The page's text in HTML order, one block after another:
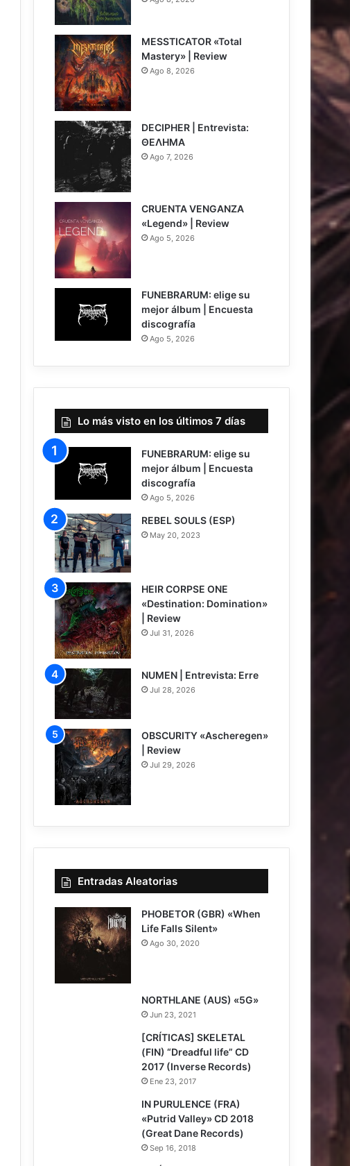
6.5
MESSTICATOR «Total
Mastery» | Review
Ago 8, 2026
DECIPHER | Entrevista:
ΘΕΛΗΜΑ
Ago 7, 2026
7
CRUENTA VENGANZA
«Legend» | Review
Ago 5, 2026
FUNEBRARUM: elige su
mejor álbum | Encuesta
discografía
Ago 5, 2026
Lo más visto en los últimos 7 días
FUNEBRARUM: elige su
mejor álbum | Encuesta
discografía
Ago 5, 2026
REBEL SOULS (ESP)
May 20, 2023
8
HEIR CORPSE ONE
«Destination: Domination»
| Review
Jul 31, 2026
NUMEN | Entrevista: Erre
Jul 28, 2026
7.5
OBSCURITY «Ascheregen»
| Review
Jul 29, 2026
Entradas Aleatorias
PHOBETOR (GBR) «When
Life Falls Silent»
Ago 30, 2020
NORTHLANE (AUS) «5G»
Jun 23, 2021
[CRÍTICAS] SKELETAL
(FIN) “Dreadful life” CD
2017 (Inverse Records)
Ene 23, 2017
IN PURULENCE (FRA)
«Putrid Valley» CD 2018
(Great Dane Records)
Sep 16, 2018